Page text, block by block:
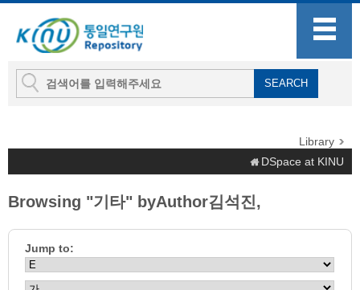
Library
DSpace at KINU
Browsing "기타" byAuthor김석진,
Jump to: